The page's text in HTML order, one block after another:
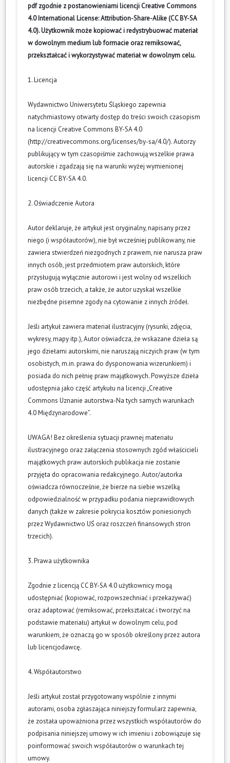
pdf zgodnie z postanowieniami licencji Creative Commons
4.0 International License: Attribution-Share-Alike (CC BY-SA
4.0). Użytkownik może kopiować i redystrybuować materiał
w dowolnym medium lub formacie oraz remiksować,
przekształcać i wykorzystywać materiał w dowolnym celu.
1. Licencja
Wydawnictwo Uniwersytetu Śląskiego zapewnia
natychmiastowy otwarty dostęp do treści swoich czasopism
na licencji Creative Commons BY-SA 4.0
(http://creativecommons.org/licenses/by-sa/4.0/). Autorzy
publikujący w tym czasopiśmie zachowują wszelkie prawa
autorskie i zgadzają się na warunki wyżej wymienionej
licencji CC BY-SA 4.0.
2. Oświadczenie Autora
Autor deklaruje, że artykuł jest oryginalny, napisany przez
niego (i współautorów), nie był wcześniej publikowany, nie
zawiera stwierdzeń niezgodnych z prawem, nie narusza praw
innych osób, jest przedmiotem praw autorskich, które
przysługują wyłącznie autorowi i jest wolny od wszelkich
praw osób trzecich, a także, że autor uzyskał wszelkie
niezbędne pisemne zgody na cytowanie z innych źródeł.
Jeśli artykuł zawiera materiał ilustracyjny (rysunki, zdjęcia,
wykresy, mapy itp.), Autor oświadcza, że wskazane dzieła są
jego dziełami autorskimi, nie naruszają niczyich praw (w tym
osobistych, m.in. prawa do dysponowania wizerunkiem) i
posiada do nich pełnię praw majątkowych. Powyższe dzieła
udostępnia jako część artykułu na licencji „Creative
Commons Uznanie autorstwa-Na tych samych warunkach
4.0 Międzynarodowe”.
UWAGA! Bez określenia sytuacji prawnej materiału
ilustracyjnego oraz załączenia stosownych zgód właścicieli
majątkowych praw autorskich publikacja nie zostanie
przyjęta do opracowania redakcyjnego. Autor/autorka
oświadcza równocześnie, że bierze na siebie wszelką
odpowiedzialność w przypadku podania nieprawidłowych
danych (także w zakresie pokrycia kosztów poniesionych
przez Wydawnictwo UŚ oraz roszczeń finansowych stron
trzecich).
3. Prawa użytkownika
Zgodnie z licencją CC BY-SA 4.0 użytkownicy mogą
udostępniać (kopiować, rozpowszechniać i przekazywać)
oraz adaptować (remiksować, przekształcać i tworzyć na
podstawie materiału) artykuł w dowolnym celu, pod
warunkiem, że oznaczą go w sposób określony przez autora
lub licencjodawcę.
4. Współautorstwo
Jeśli artykuł został przygotowany wspólnie z innymi
autorami, osoba zgłaszająca niniejszy formularz zapewnia,
że została upoważniona przez wszystkich współautorów do
podpisania niniejszej umowy w ich imieniu i zobowiązuje się
poinformować swoich współautorów o warunkach tej
umowy.